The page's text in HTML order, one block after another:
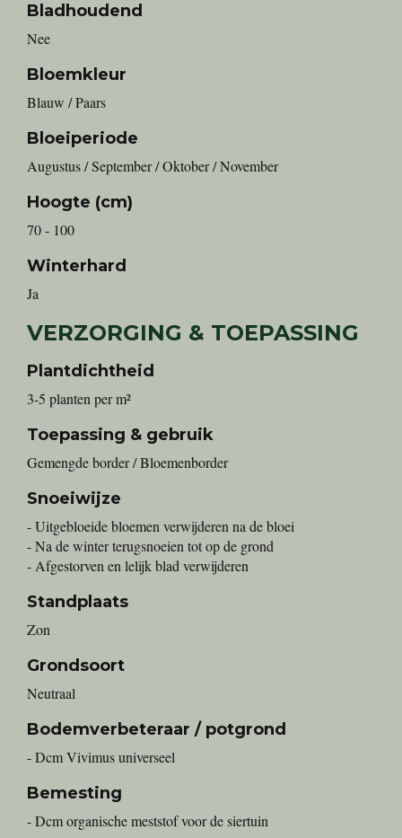
Bladhoudend
Nee
Bloemkleur
Blauw / Paars
Bloeiperiode
Augustus / September / Oktober / November
Hoogte (cm)
70 - 100
Winterhard
Ja
VERZORGING & TOEPASSING
Plantdichtheid
3-5 planten per m²
Toepassing & gebruik
Gemengde border / Bloemenborder
Snoeiwijze
- Uitgebloeide bloemen verwijderen na de bloei
- Na de winter terugsnoeien tot op de grond
- Afgestorven en lelijk blad verwijderen
Standplaats
Zon
Grondsoort
Neutraal
Bodemverbeteraar / potgrond
- Dcm Vivimus universeel
Bemesting
- Dcm organische meststof voor de siertuin